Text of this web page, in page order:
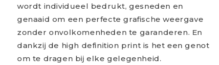
wordt individueel bedrukt, gesneden en
genaaid om een perfecte grafische weergave
zonder onvolkomenheden te garanderen. En
dankzij de high definition print is het een genot
om te dragen bij elke gelegenheid.